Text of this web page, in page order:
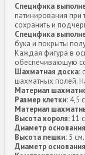
Специфика
патинирования
сохранить и
Специфика
бука и покрыты
Каждая фигура в
обеспечивающую
Шахматная доска:
шахматных полей.
Материал
Размер клетки: 4,5
Материал
Высота короля:11
Диаметр
Высота пешки: 5 см.
Диаметр